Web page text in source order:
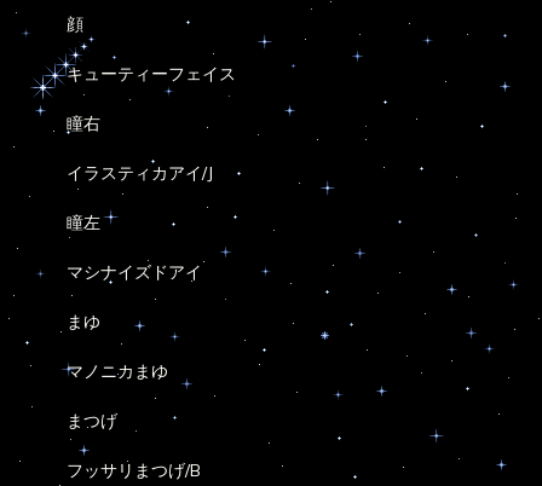
顔
キューティーフェイス
瞳右
イラスティカアイ/J
瞳左
マシナイズドアイ
まゆ
マノニカまゆ
まつげ
フッサリまつげ/B